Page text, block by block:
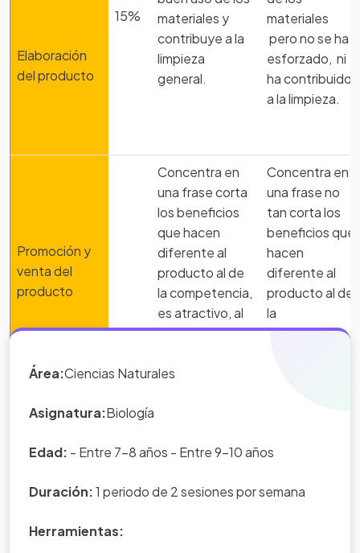
Elaboración
del producto
15%
materiales y
contribuye a la
limpieza
general.
materiales
pero no se ha
esforzado, ni
ha contribuido
a la limpieza.
Promoción y
venta del
producto
15%
Concentra en
una frase corta
los beneficios
que hacen
diferente al
producto al de
la competencia,
es atractivo, al
oído y a la vista
recordar, es
Concentra en
una frase no
tan corta los
beneficios que
hacen
diferente al
producto al de
la
competencia,
producto y la
Notas
por la orientación en la elaboración
del proyecto transversal.
Corporacion educativa popular - Liceo de la
#15-95
Padres de familialos cuales fimaron el formato de
estudiantes, en actividades pedagógicos para el
educativos.
Creditos
Proyecto Creado Por Paola Andrea Ledezma Utilizando A
Eduteka.org
*Nota:
toda la información que
aparece en los Proyectos de Clase
y WebQuest del portal educativo
Ficha técnica
Área:Ciencias Naturales
Asignatura:Biología
Edad: - Entre 7-8 años - Entre 9-10 años
Duración:1 periodo de 2 sesiones por semana
Herramientas: